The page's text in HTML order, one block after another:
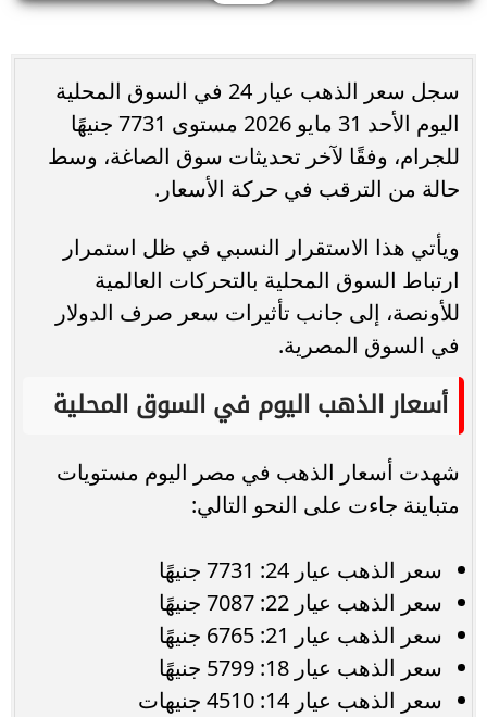
سجل سعر الذهب عيار 24 في السوق المحلية
اليوم الأحد 31 مايو 2026 مستوى 7731 جنيهًا
للجرام، وفقًا لآخر تحديثات سوق الصاغة، وسط
حالة من الترقب في حركة الأسعار.
ويأتي هذا الاستقرار النسبي في ظل استمرار
ارتباط السوق المحلية بالتحركات العالمية
للأونصة، إلى جانب تأثيرات سعر صرف الدولار
في السوق المصرية.
أسعار الذهب اليوم في السوق المحلية
شهدت أسعار الذهب في مصر اليوم مستويات
متباينة جاءت على النحو التالي:
سعر الذهب عيار 24: 7731 جنيهًا
سعر الذهب عيار 22: 7087 جنيهًا
سعر الذهب عيار 21: 6765 جنيهًا
سعر الذهب عيار 18: 5799 جنيهًا
سعر الذهب عيار 14: 4510 جنيهات